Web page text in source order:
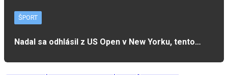
ŠPORT
Nadal sa odhlásil z US Open v New Yorku, tento…